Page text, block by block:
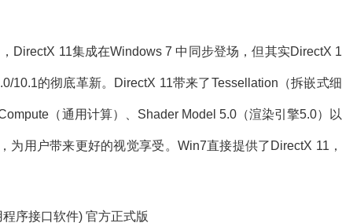
DirectX 11集成在Windows 7 中同步登场，但其实DirectX 1
10.1的彻底革新。DirectX 11带来了Tessellation（拆嵌式细
（通用计算）、Shader Model 5.0（渲染引擎5.0）以
为用户带来更好的视觉享受。Win7直接提供了DirectX 11，